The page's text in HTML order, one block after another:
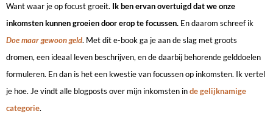
Want waar je op focust groeit. Ik ben ervan overtuigd dat we onze
inkomsten kunnen groeien door erop te focussen. En daarom schreef ik
Doe maar gewoon geld. Met dit e-book ga je aan de slag met groots
dromen, een ideaal leven beschrijven, en de daarbij behorende gelddoelen
formuleren. En dan is het een kwestie van focussen op inkomsten. Ik vertel
je hoe. Je vindt alle blogposts over mijn inkomsten inde gelijknamige
categorie.